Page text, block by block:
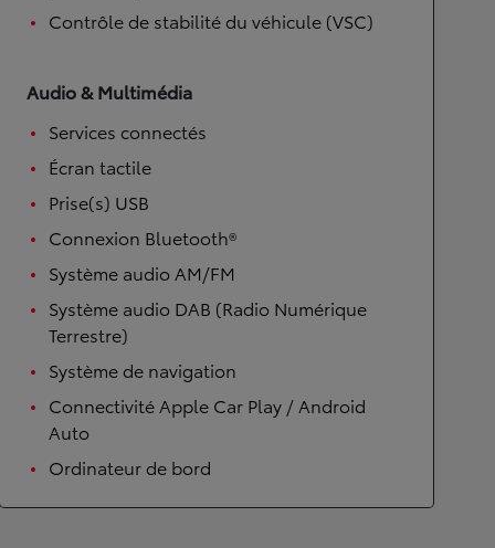
Contrôle de stabilité du véhicule (VSC)
Audio & Multimédia
Services connectés
Écran tactile
Prise(s) USB
Connexion Bluetooth®
Système audio AM/FM
Système audio DAB (Radio Numérique
Terrestre)
Système de navigation
Connectivité Apple Car Play / Android
Auto
Ordinateur de bord